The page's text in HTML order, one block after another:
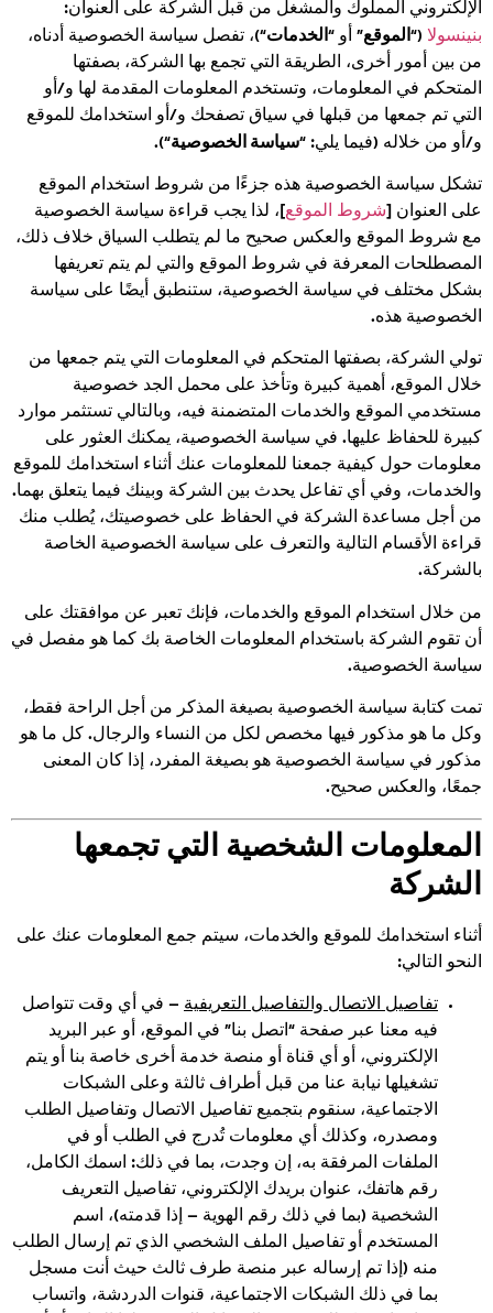
الإلكتروني المملوك والمشغل من قبل الشركة على العنوان:
بنينسولا (“ الموقع” أو “ الخدمات“)، تفصل سياسة الخصوصية أدناه،
من بين أمور أخرى، الطريقة التي تجمع بها الشركة، بصفتها
المتحكم في المعلومات، وتستخدم المعلومات المقدمة لها و/أو
التي تم جمعها من قبلها في سياق تصفحك و/أو استخدامك للموقع
و/أو من خلاله (فيما يلي: “سياسة الخصوصية“).
تشكل سياسة الخصوصية هذه جزءًا من شروط استخدام الموقع
على العنوان [ شروط الموقع ]، لذا يجب قراءة سياسة الخصوصية
مع شروط الموقع والعكس صحيح ما لم يتطلب السياق خلاف ذلك،
المصطلحات المعرفة في شروط الموقع والتي لم يتم تعريفها
بشكل مختلف في سياسة الخصوصية، ستنطبق أيضًا على سياسة
الخصوصية هذه.
تولي الشركة، بصفتها المتحكم في المعلومات التي يتم جمعها من
خلال الموقع، أهمية كبيرة وتأخذ على محمل الجد خصوصية
مستخدمي الموقع والخدمات المتضمنة فيه، وبالتالي تستثمر موارد
كبيرة للحفاظ عليها. في سياسة الخصوصية، يمكنك العثور على
معلومات حول كيفية جمعنا للمعلومات عنك أثناء استخدامك للموقع
والخدمات، وفي أي تفاعل يحدث بين الشركة وبينك فيما يتعلق بهما.
من أجل مساعدة الشركة في الحفاظ على خصوصيتك، يُطلب منك
قراءة الأقسام التالية والتعرف على سياسة الخصوصية الخاصة
بالشركة.
من خلال استخدام الموقع والخدمات، فإنك تعبر عن موافقتك على
أن تقوم الشركة باستخدام المعلومات الخاصة بك كما هو مفصل في
سياسة الخصوصية.
تمت كتابة سياسة الخصوصية بصيغة المذكر من أجل الراحة فقط،
وكل ما هو مذكور فيها مخصص لكل من النساء والرجال. كل ما هو
مذكور في سياسة الخصوصية هو بصيغة المفرد، إذا كان المعنى
جمعًا، والعكس صحيح.
المعلومات الشخصية التي تجمعها
الشركة
أثناء استخدامك للموقع والخدمات، سيتم جمع المعلومات عنك على
النحو التالي:
تفاصيل الاتصال والتفاصيل التعريفية – في أي وقت تتواصل
فيه معنا عبر صفحة “اتصل بنا” في الموقع، أو عبر البريد
الإلكتروني، أو أي قناة أو منصة خدمة أخرى خاصة بنا أو يتم
تشغيلها نيابة عنا من قبل أطراف ثالثة وعلى الشبكات
الاجتماعية، سنقوم بتجميع تفاصيل الاتصال وتفاصيل الطلب
ومصدره، وكذلك أي معلومات تُدرج في الطلب أو في
الملفات المرفقة به، إن وجدت، بما في ذلك: اسمك الكامل،
رقم هاتفك، عنوان بريدك الإلكتروني، تفاصيل التعريف
الشخصية (بما في ذلك رقم الهوية – إذا قدمته)، اسم
المستخدم أو تفاصيل الملف الشخصي الذي تم إرسال الطلب
منه (إذا تم إرساله عبر منصة طرف ثالث حيث أنت مسجل
بما في ذلك الشبكات الاجتماعية، قنوات الدردشة، واتساب